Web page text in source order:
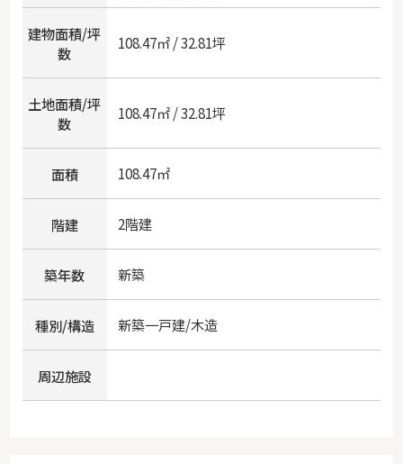
建物面積/坪
数
108.47㎡ / 32.81坪
土地面積/坪
数
108.47㎡ / 32.81坪
面積 108.47㎡
階建 2階建
築年数 新築
種別/構造 新築一戸建/木造
周辺施設